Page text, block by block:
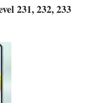
231, 232, 233